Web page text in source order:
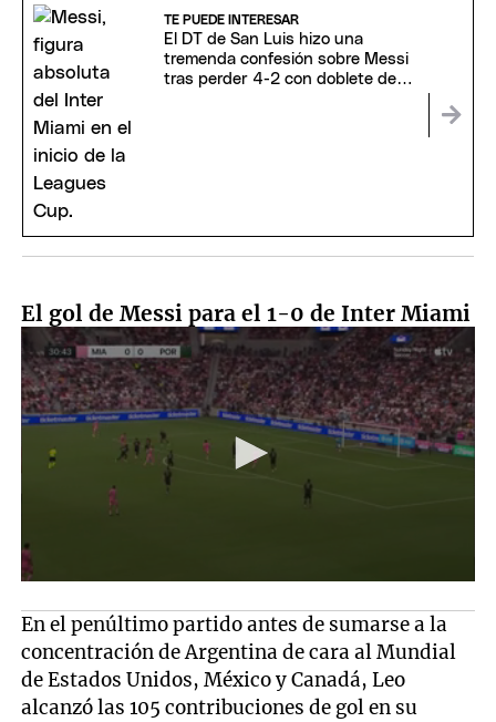
TE PUEDE INTERESAR
El DT de San Luis hizo una
tremenda confesión sobre Messi
tras perder 4-2 con doblete de
El gol de Messi para el 1-0 de Inter Miami
En el penúltimo partido antes de sumarse a la
concentración de Argentina de cara al Mundial
de Estados Unidos, México y Canadá, Leo
alcanzó las 105 contribuciones de gol en su